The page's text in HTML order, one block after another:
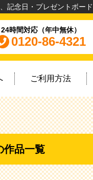
記念日・プレゼントボー
24時間対応（年中無休）
0120-86-4321
ご利用方法
作品一覧